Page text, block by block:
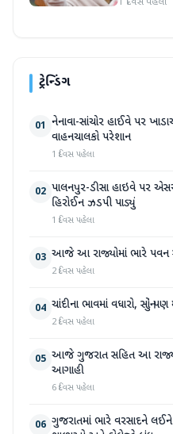
ટ્રેન્ડિંગ
01 નેનાવા-સાંચોર હાઈવે પર
વાહનચાલકો પરેશાન
1 દિવસ પહેલા
02 પાલનપુર-ડીસા હાઇવે પર
હિરોઈન ઝડપી પાડ્યું
1 દિવસ પહેલા
03 આજે આ રાજ્યોમાં ભારે પવન
2 દિવસ પહેલા
04 ચાંદીના ભાવમાં વધારો, સોનું
2 દિવસ પહેલા
05 આજે ગુજરાત સહિત આ
આગાહી
6 દિવસ પહેલા
06 ગુજરાતમાં ભારે વરસાદને